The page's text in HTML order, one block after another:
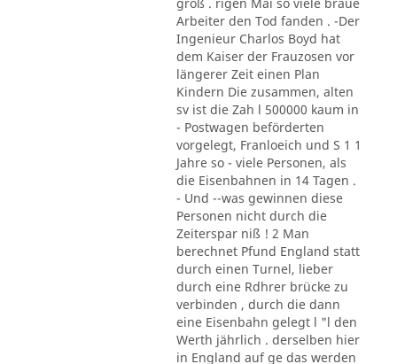
Arbeiter den Tod fanden . -Der
Ingenieur Charlos Boyd hat
dem Kaiser der Frauzosen vor
längerer Zeit einen Plan
Kindern Die zusammen, alten
sv ist die Zah l 500000 kaum in
- Postwagen beförderten
vorgelegt, Franloeich und S 1 1
Jahre so - viele Personen, als
die Eisenbahnen in 14 Tagen .
- Und --was gewinnen diese
Personen nicht durch die
Zeiterspar niß ! 2 Man
berechnet Pfund England statt
durch einen Turnel, lieber
durch eine Rdhrer brücke zu
verbinden , durch die dann
eine Eisenbahn gelegt l "l den
Werth jährlich . derselben hier
in England auf ge das werden